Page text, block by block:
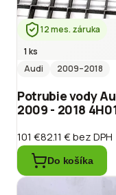
12 mes. záruka
1 ks
Audi
2009–2018
Potrubie vody
2009 - 2018
101 €82.11 €bez DPH
Do košíka